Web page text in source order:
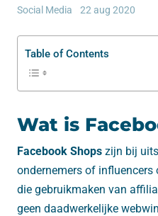
Social Media 22 aug 2020
Table of Contents
Wat is
Facebook Shops zijn bij
ondernemers of influencers
die gebruikmaken van
geen daadwerkelijke